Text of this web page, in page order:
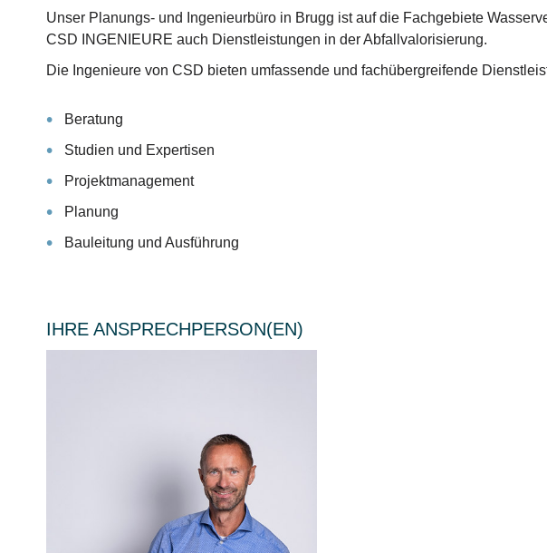
Unser Planungs- und Ingenieurbüro in Brugg ist auf die Fachgebiete
CSD INGENIEURE auch Dienstleistungen in der Abfallvalorisierung.
Die Ingenieure von CSD bieten umfassende und fachübergreifende
Beratung
Studien und Expertisen
Projektmanagement
Planung
Bauleitung und Ausführung
IHRE ANSPRECHPERSON(EN)